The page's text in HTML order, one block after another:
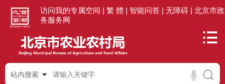
访问我的专属空间 | 繁 體 | 智能问答 | 无障碍 | 北京市政
务服务网
站内搜索